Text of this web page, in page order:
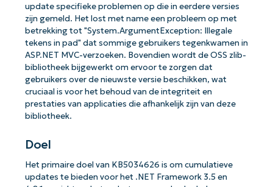
update specifieke problemen op die in eerdere versies
zijn gemeld. Het lost met name een probleem op met
betrekking tot "System.ArgumentException: Illegale
tekens in pad" dat sommige gebruikers tegenkwamen in
ASP.NET MVC-verzoeken. Bovendien wordt de OSS zlib-
bibliotheek bijgewerkt om ervoor te zorgen dat
gebruikers over de nieuwste versie beschikken, wat
cruciaal is voor het behoud van de integriteit en
prestaties van applicaties die afhankelijk zijn van deze
bibliotheek.
Doel
Het primaire doel van KB5034626 is om cumulatieve
updates te bieden voor het .NET Framework 3.5 en